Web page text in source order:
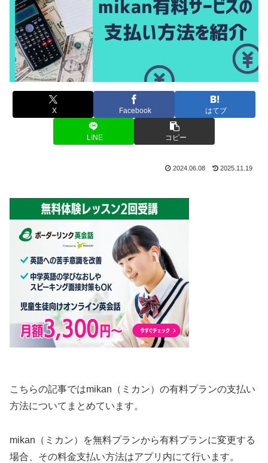
X Facebook はてブ
LINE コピー
2024.06.08 2025.11.19
こちらの記事ではmikan（ミカン）の有料プランの支払い
方法についてまとめています。
mikan（ミカン）を無料プランから有料プランに変更する
場合、その料金支払い方法はアプリ内にて行います。